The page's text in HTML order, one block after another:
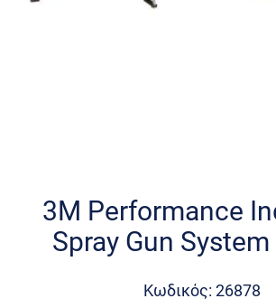
beginning
3M Performance
Spray Gun
Κωδικός: 26878